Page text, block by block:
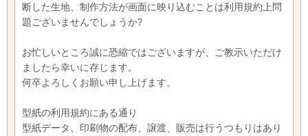
断した生地、制作方法が画面に映り込むことは利用規約上問
題ございませんでしょうか?
お忙しいところ誠に恐縮ではございますが、ご教示いただけ
ましたら幸いに存じます。
何卒よろしくお願い申し上げます。
型紙の利用規約にある通り
型紙データ、印刷物の配布、譲渡、販売は行うつもりはあり